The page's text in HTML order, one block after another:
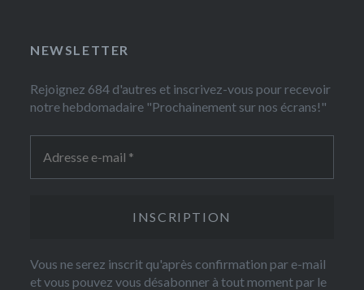
NEWSLETTER
Rejoignez 684 d'autres et inscrivez-vous pour recevoir
notre hebdomadaire "Prochainement sur nos écrans!"
Vous ne serez inscrit qu'après confirmation par e-mail
et vous pouvez vous désabonner à tout moment par le